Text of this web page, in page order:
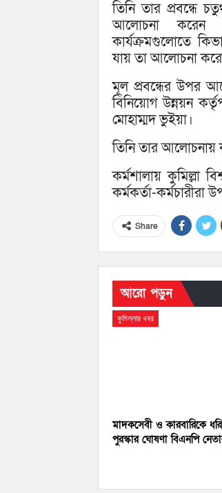
তিনি তার প্রবন্ধে
আলোচনা করেন
কার্যক্রমগুলোতে
যায় তা আলোচনা
মূল প্রবন্ধের উপর
বিনিয়োগ উন্নয়ন
মোহাম্মদ ভুইয়া।
তিনি তার আলোচনায়
কর্মশালায় কুমিল্লা
কর্মকর্তা-কর্মচারীরা
Share
আরো পড়ুন
কুমিল্লার খবর
মাদকসেবী ও কারবারিকে
পুরস্কার ঘোষণা বিএনপি